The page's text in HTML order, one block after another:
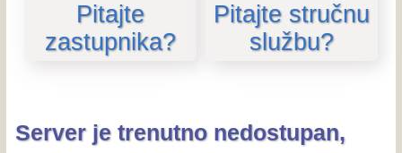
Pitajte
zastupnika?
Pitajte stručnu
službu?
Server je trenutno nedostupan,